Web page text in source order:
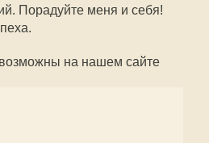
Порадуйте меня и себя!
на нашем сайте